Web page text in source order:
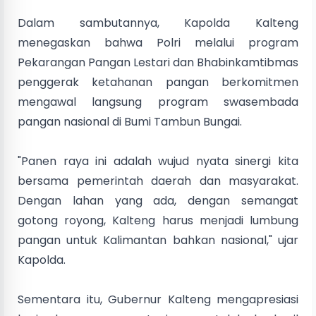
Dalam sambutannya, Kapolda Kalteng
menegaskan bahwa Polri melalui program
Pekarangan Pangan Lestari dan Bhabinkamtibmas
penggerak ketahanan pangan berkomitmen
mengawal langsung program swasembada
pangan nasional di Bumi Tambun Bungai.
"Panen raya ini adalah wujud nyata sinergi kita
bersama pemerintah daerah dan masyarakat.
Dengan lahan yang ada, dengan semangat
gotong royong, Kalteng harus menjadi lumbung
pangan untuk Kalimantan bahkan nasional," ujar
Kapolda.
Sementara itu, Gubernur Kalteng mengapresiasi